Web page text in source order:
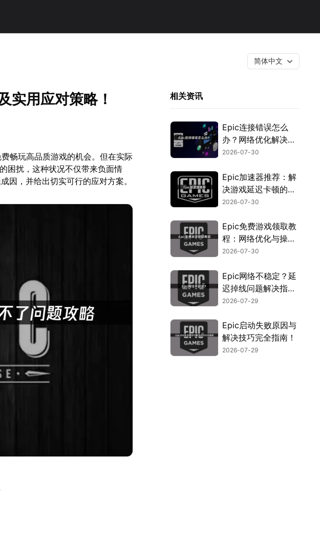
简体中文
实用应对策略！
畅玩高品质游戏的机会。但在实际
困扰，这种状况不仅带来负面情
因，并给出切实可行的应对方案。
相关资讯
Epic连接错误怎么
办？网络优化解决指
南！
2026-07-30
Epic加速器推荐：解
决游戏延迟卡顿的优
化指南！
2026-07-30
Epic免费游戏领取教
程：网络优化与操作
指南！
2026-07-30
Epic网络不稳定？延
迟掉线问题解决指
南！
2026-07-29
Epic启动失败原因与
解决技巧完全指南！
2026-07-29